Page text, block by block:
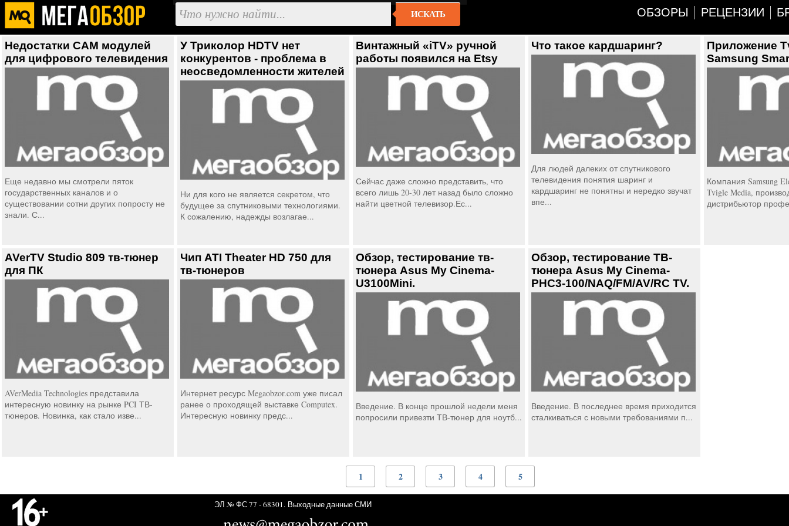
ИСКАТЬ ОБЗОРЫ РЕЦЕНЗИИ
Недостатки CAM модулей
для цифрового телевидения
Еще недавно мы смотрели пяток
государственных каналов и о
существовании сотни других попросту не
знали. С...
У Триколор HDTV нет
конкурентов - проблема в
неосведомленности жителей
Ни для кого не является секретом, что
будущее за спутниковыми технологиями.
К сожалению, надежды возлагае...
Винтажный «iTV» ручной
работы появился на Etsy
Сейчас даже сложно представить, что
всего лишь 20-30 лет назад было сложно
найти цветной телевизор.Ес...
Что такое кардшаринг?
Для людей далеких от спутникового
телевидения понятия шаринг и
кардшаринг не понятны и нередко звучат
впе...
Приложение
Samsung
Компания Samsung
Tvigle Media,
дистрибьютор
AVerTV Studio 809 тв-тюнер
для ПК
AVerMedia Technologies представила
интересную новинку на рынке PCI ТВ-
тюнеров. Новинка, как стало изве...
Чип ATI Theater HD 750 для
тв-тюнеров
Интернет ресурс Megaobzor.com уже писал
ранее о проходящей выставке Computex.
Интересную новинку предс...
Обзор, тестирование тв-
тюнера Asus My Cinema-
U3100Mini.
Введение. В конце прошлой недели меня
попросили привезти ТВ-тюнер для ноутб...
Обзор, тестирование ТВ-
тюнера Asus My Cinema-
PHC3-100/NAQ/FM/AV/RC TV.
Введение. В последнее время приходится
сталкиваться с новыми требованиями п...
1 2 3 4 5
ЭЛ № ФС 77 - 68301. Выходные данные СМИ